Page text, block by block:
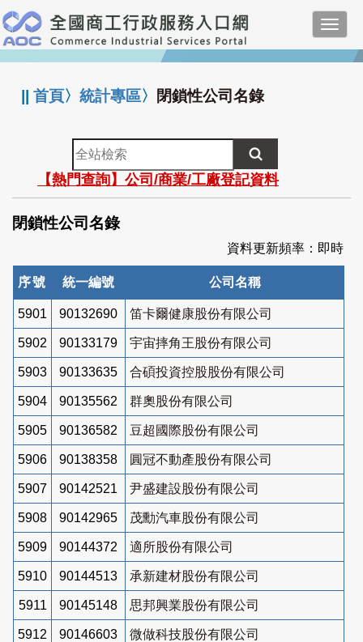
跳
到
主
要
:::
||首頁〉統計專區〉 閉鎖性公司名錄
全
站
檢
索
【熱門查詢】公司/商業/工廠登記資料
閉鎖性公司名錄
資料更新頻率：即時
序號 統一編號 公司名稱
5901 90132690 笛卡爾健康股份有限公司
5902 90133179 宇宙摔角王股份有限公司
5903 90133635 合碩投資控股股份有限公司
5904 90135562 群奧股份有限公司
5905 90136582 豆超國際股份有限公司
5906 90138358 圓冠不動產股份有限公司
5907 90142521 尹盛建設股份有限公司
5908 90142965 茂勳汽車股份有限公司
5909 90144372 適所股份有限公司
5910 90144513 承新建材股份有限公司
5911 90145148 思邦興業股份有限公司
5912 90146603 微做科技股份有限公司